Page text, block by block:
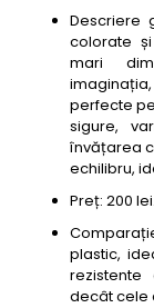
Descriere
colorate
mari
perfecte
sigure,
învățarea
echilibru,
Preț: 200 lei.
plastic,
decât cele